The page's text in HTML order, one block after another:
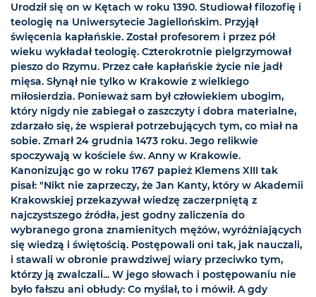
Urodził się on w Kętach w roku 1390. Studiował filozofię i
teologię na Uniwersytecie Jagiellońskim. Przyjął
święcenia kapłańskie. Został profesorem i przez pół
wieku wykładał teologię. Czterokrotnie pielgrzymował
pieszo do Rzymu. Przez całe kapłańskie życie nie jadł
mięsa. Słynął nie tylko w Krakowie z wielkiego
miłosierdzia. Ponieważ sam był człowiekiem ubogim,
który nigdy nie zabiegał o zaszczyty i dobra materialne,
zdarzało się, że wspierał potrzebujących tym, co miał na
sobie. Zmarł 24 grudnia 1473 roku. Jego relikwie
spoczywają w kościele św. Anny w Krakowie.
Kanonizując go w roku 1767 papież Klemens XIII tak
pisał: "Nikt nie zaprzeczy, że Jan Kanty, który w Akademii
Krakowskiej przekazywał wiedzę zaczerpniętą z
najczystszego źródła, jest godny zaliczenia do
wybranego grona znamienitych mężów, wyróżniających
się wiedzą i świętością. Postępowali oni tak, jak nauczali,
i stawali w obronie prawdziwej wiary przeciwko tym,
którzy ją zwalczali... W jego słowach i postępowaniu nie
było fałszu ani obłudy: Co myślał, to i mówił. A gdy